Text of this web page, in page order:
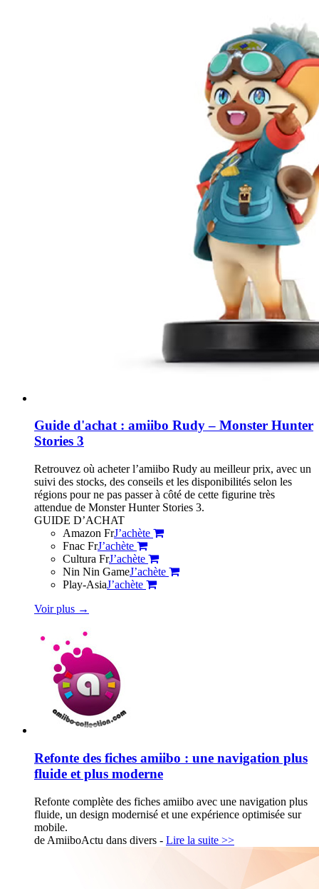
Guide d'achat : amiibo Rudy – Monster Hunter
Stories 3
Retrouvez où acheter l’amiibo Rudy au meilleur prix, avec un
suivi des stocks, des conseils et les disponibilités selon les
régions pour ne pas passer à côté de cette figurine très
attendue de Monster Hunter Stories 3.
GUIDE D’ACHAT
Amazon FrJ’achète
Fnac FrJ’achète
Cultura FrJ’achète
Nin Nin GameJ’achète
Play-AsiaJ’achète
Voir plus →
Refonte des fiches amiibo : une navigation plus
fluide et plus moderne
Refonte complète des fiches amiibo avec une navigation plus
fluide, un design modernisé et une expérience optimisée sur
mobile.
de AmiiboActu dans divers - Lire la suite >>